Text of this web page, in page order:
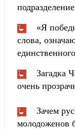
«Я
слова,
Загадка
очень
Зачем
молодоженов